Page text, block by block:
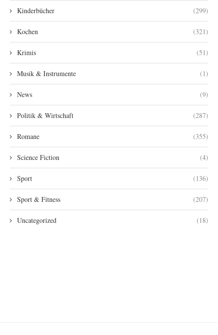
Kinderbücher (299)
Kochen (321)
Krimis (51)
Musik & Instrumente (1)
News (9)
Politik & Wirtschaft (287)
Romane (355)
Science Fiction (4)
Sport (136)
Sport & Fitness (207)
Uncategorized (18)